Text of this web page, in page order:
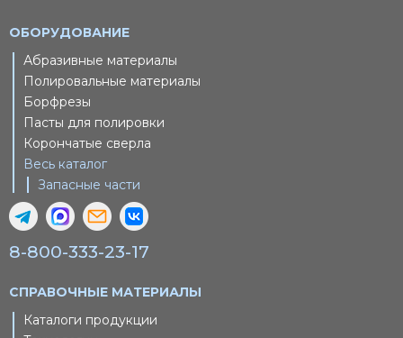
ОБОРУДОВАНИЕ
Абразивные материалы
Полировальные материалы
Борфрезы
Пасты для полировки
Корончатые сверла
Весь каталог
Запасные части
8-800-333-23-17
СПРАВОЧНЫЕ МАТЕРИАЛЫ
Каталоги продукции